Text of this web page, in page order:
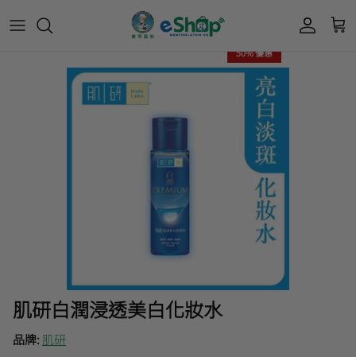
所有產品
所有產品
樂敦 Rohto
肌研 Hada
Labo
品牌歷史及企業宗旨
為消費者提供潤唇膏、男士護膚、女士護膚、
防曬、抗痘等護膚品、50惠養髮及樂敦眼藥水
藥品等產品，以滿足香港不同消費者的需要。
Acnes 優惠券
肌研極潤保濕冰感霜優惠券
肌研極潤保濕化妝水現金券
會員獎賞計劃
積分兌換獎賞教學
最新限定🔥
50% 優惠
肌研白潤浸透美白化妝水
品牌: 肌研